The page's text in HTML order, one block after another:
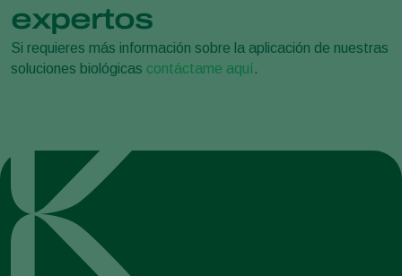
expertos
Si requieres más información sobre la aplicación de nuestras
soluciones biológicas contáctame aquí.